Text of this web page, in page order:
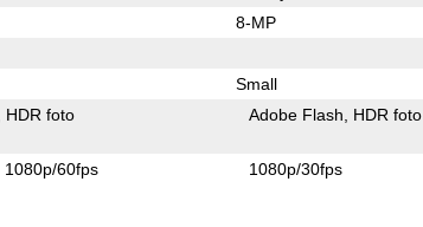
8-MP
Small
HDR foto Adobe Flash HDR foto
1080p/60fps 1080p/30fps